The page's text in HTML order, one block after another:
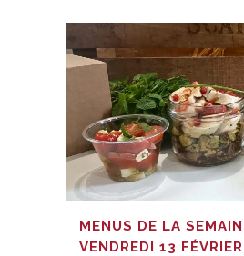
MENUS DE LA
VENDREDI 13